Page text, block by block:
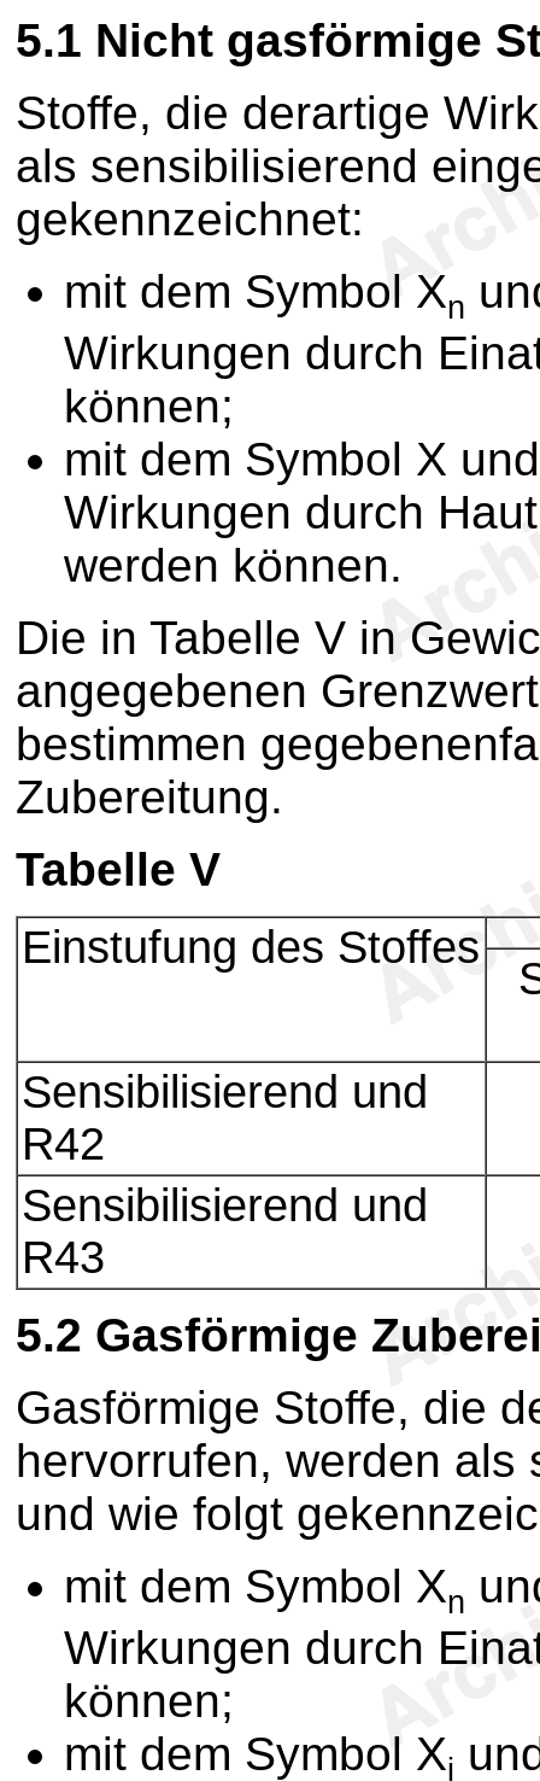
5.1 Nicht gasförmige
Stoffe, die derartige
als sensibilisierend
gekennzeichnet:
mit dem Symbol Xn
Wirkungen durch
können;
mit dem Symbol X
Wirkungen durch
werden können.
Die in Tabelle V in
angegebenen
bestimmen
Zubereitung.
Tabelle V
Einstufung des Stoffes
Sensibilisierend und
R42
Sensibilisierend und
R43
5.2 Gasförmige
Gasförmige Stoffe, die
hervorrufen, werden
und wie folgt
mit dem Symbol Xn
Wirkungen durch
können;
mit dem Symbol Xi